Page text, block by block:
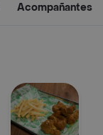
Acompañantes